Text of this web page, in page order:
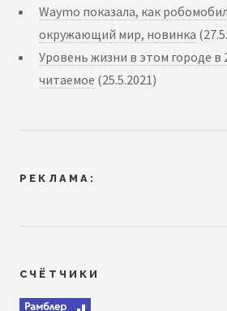
Waymo показала, как
окружающий мир, новинка
Уровень жизни в этом городе в
читаемое (25.5.2021)
РЕКЛАМА:
СЧЁТЧИКИ